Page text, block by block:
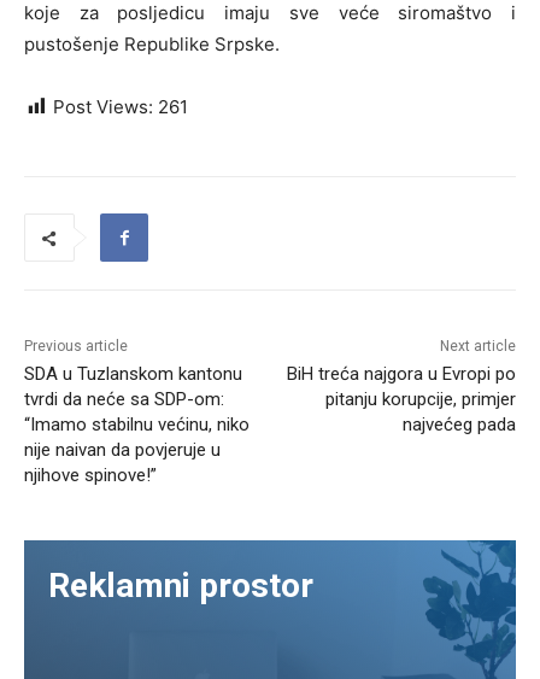
koje za posljedicu imaju sve veće siromaštvo i
pustošenje Republike Srpske.
Post Views: 261
Previous article
SDA u Tuzlanskom kantonu
tvrdi da neće sa SDP-om:
“Imamo stabilnu većinu, niko
nije naivan da povjeruje u
njihove spinove!”
Next article
BiH treća najgora u Evropi po
pitanju korupcije, primjer
najvećeg pada
Reklamni prostor